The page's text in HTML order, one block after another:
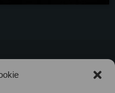
CF 97882400019 •